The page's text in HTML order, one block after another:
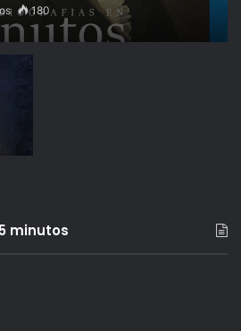
180
minutos